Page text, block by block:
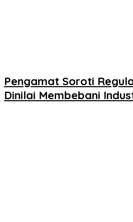
Pengamat Soroti
Dinilai Membebani